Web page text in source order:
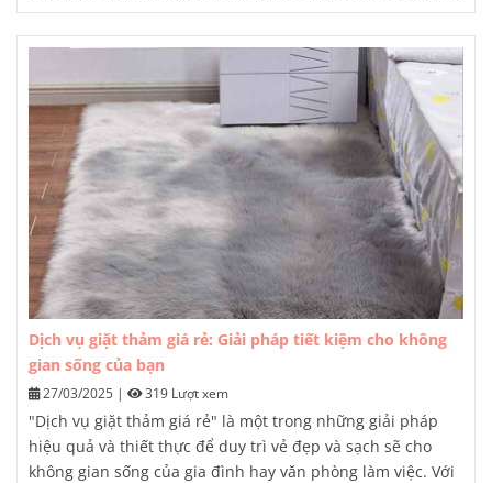
đạt hiệu quả tối ưu.
Dịch vụ giặt thảm giá rẻ: Giải pháp tiết kiệm cho không
gian sống của bạn
27/03/2025 | 319 Lượt xem
"Dịch vụ giặt thảm giá rẻ" là một trong những giải pháp
hiệu quả và thiết thực để duy trì vẻ đẹp và sạch sẽ cho
không gian sống của gia đình hay văn phòng làm việc. Với